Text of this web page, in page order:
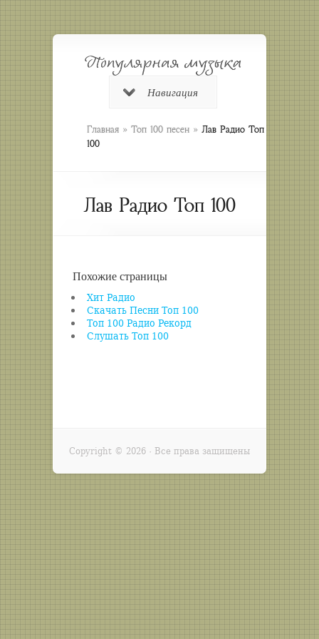
Навигация
Главная » Топ 100 песен » Лав Радио Топ
100
Лав Радио Топ 100
Похожие страницы
Хит Радио
Скачать Песни Топ 100
Топ 100 Радио Рекорд
Слушать Топ 100
Copyright © 2026 · Все права защищены